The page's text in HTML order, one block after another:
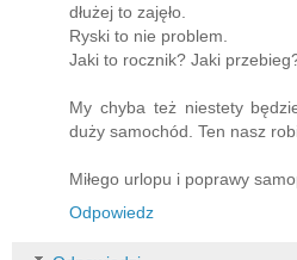
dłużej to zajęło.
Ryski to nie problem.
Jaki to rocznik? Jaki
My chyba też niestety
duży samochód. Ten nasz
Miłego urlopu i poprawy
Odpowiedz